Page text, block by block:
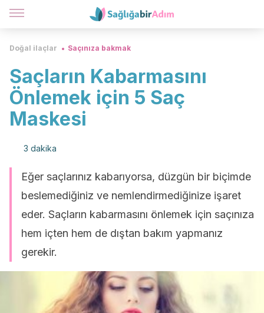
Doğal ilaçlar Saçınıza bakmak
Saçların Kabarmasını
Önlemek için 5 Saç
Maskesi
3 dakika
Eğer saçlarınız kabarıyorsa, düzgün bir biçimde
beslemediğiniz ve nemlendirmediğinize işaret
eder. Saçların kabarmasını önlemek için saçınıza
hem içten hem de dıştan bakım yapmanız
gerekir.